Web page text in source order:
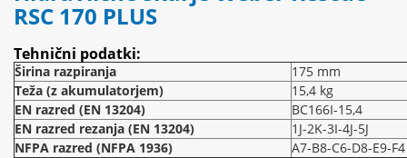
RSC 170 PLUS
Tehnični podatki:
Širina razpiranja
175 mm
Teža (z akumulatorjem)
15,4 kg
EN razred (EN 13204)
BC166I-15,4
EN razred rezanja (EN 13204)
1J-2K-3I-4J-5J
NFPA razred (NFPA 1936)
A7-B8-C6-D8-E9-F4